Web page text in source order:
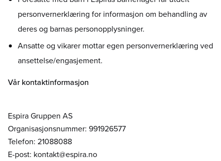
personvernerklæring for informasjon om behandling av
deres og barnas personopplysninger.
Ansatte og vikarer mottar egen personvernerklæring ved
ansettelse/engasjement.
Vår kontaktinformasjon
Espira Gruppen AS
Organisasjonsnummer: 991926577
Telefon: 21088088
E-post: kontakt@espira.no